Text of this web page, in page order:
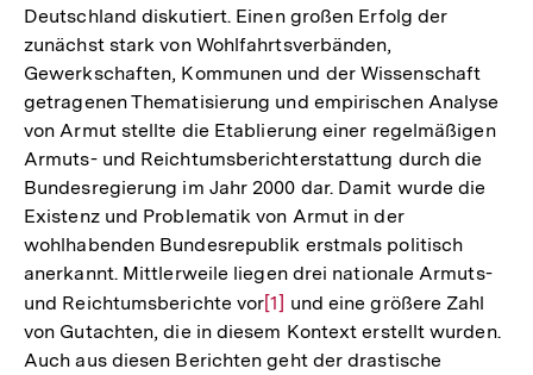
Deutschland diskutiert. Einen großen Erfolg der
zunächst stark von Wohlfahrtsverbänden,
Gewerkschaften, Kommunen und der Wissenschaft
getragenen Thematisierung und empirischen Analyse
von Armut stellte die Etablierung einer regelmäßigen
Armuts- und Reichtumsberichterstattung durch die
Bundesregierung im Jahr 2000 dar. Damit wurde die
Existenz und Problematik von Armut in der
wohlhabenden Bundesrepublik erstmals politisch
anerkannt. Mittlerweile liegen drei nationale Armuts-
und Reichtumsberichte vorZur
Auflösung
der
[1] und eine größere Zahl
von Gutachten, die in diesem Kontext erstellt wurden.
Auch aus diesen Berichten geht der drastische